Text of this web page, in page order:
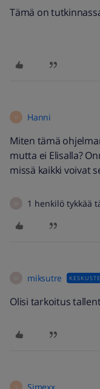
Tämä on
H Hanni
Miten tämä
mutta ei Elisalla?
missä kaikki voivat
1 henkilö tykkää
miksutre
Olisi tarkoitus
S